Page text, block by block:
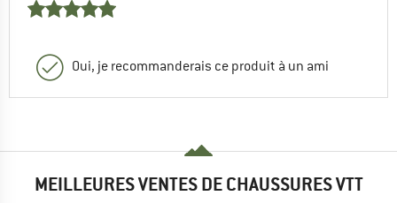
Oui, je recommanderais ce produit à un ami
MEILLEURES VENTES DE CHAUSSURES VTT